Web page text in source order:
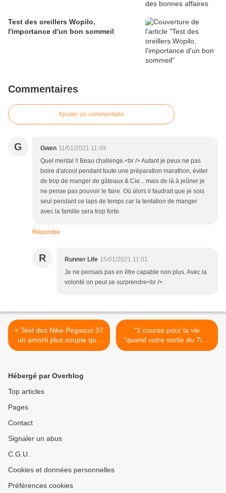
Test des oreillers Wopilo,
l'importance d'un bon sommeil
Commentaires
Ajouter un commentaire
G Gwen 11/01/2021 11:49
Quel mental !! Beau challenge.<br /> Autant je peux ne pas
boire d'alcool pendant toute une préparation marathon, éviter
de trop de manger de gâteaux & Cie... mais de là à jeûner je
ne pense pas pouvoir le faire. Où alors il faudrait que je sois
seul pendant ce laps de temps car la tentation de manger
avec la famille sera trop forte.
Répondre
R Runner Life 15/01/2021 11:01
Je ne pensais pas en être capable non plus. Avec la
volonté on peut se surprendre<br />
< Test des Nike Pegasus 37
un amorti plus souple que
la précédente version
"1 course pour la vie
"quand votre sortie du 7/02
rapporte de l'argent à une
Hébergé par Overblog
Top articles
Pages
Contact
Signaler un abus
C.G.U.
Cookies et données personnelles
Préférences cookies